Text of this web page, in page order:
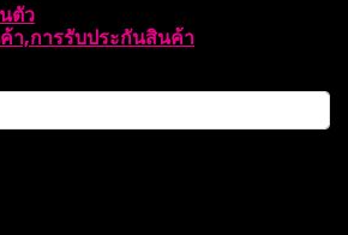
ตัว
า,การรับประกันสินค้า